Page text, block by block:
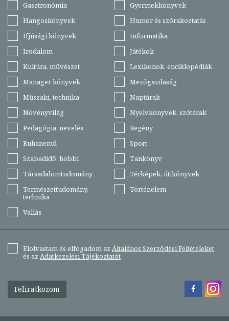
Gasztronómia
Gyermekkönyvek
Hangoskönyvek
Humor és szórakoztatás
Ifjúsági könyvek
Informatika
Irodalom
Játékok
Kultúra, művészet
Lexikonok, enciklopédiák
Manager könyvek
Mezőgazdaság
Műszaki, technika
Naptárak
Növényvilág
Nyelvkönyvek, szótárak
Pedagógia, nevelés
Regény
Ruhanemű
Sport
Szabadidő, hobbi
Tankönyv
Társadalomtudomány
Térképek, útikönyvek
Természettudomány,
technika
Történelem
Vallás
Elolvastam és elfogadom az Általános Szerződési Feltételeket
és az Adatkezelési Tájékoztatót
Feliratkozom